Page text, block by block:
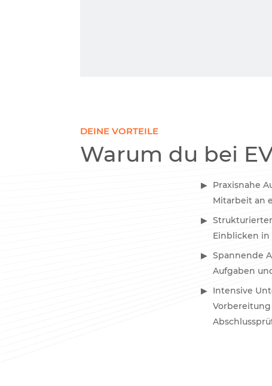
DEINE VORTEILE
Warum du bei
Praxisnahe
Mitarbeit an
Einblicken
Spannende
Aufgaben
Intensive